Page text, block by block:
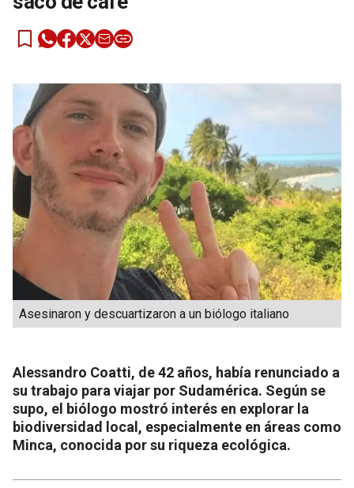
Asesinaron y descuartizaron a un biólogo italiano
Alessandro Coatti, de 42 años, había renunciado a
su trabajo para viajar por Sudamérica. Según se
supo, el biólogo mostró interés en explorar la
biodiversidad local, especialmente en áreas como
Minca, conocida por su riqueza ecológica.